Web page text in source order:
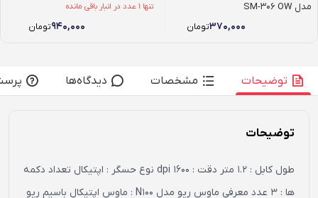
مدل SM-306 OW
۳۷۰,۰۰۰تومان
تنها 1 عدد در انبار باقی مانده
۹۴۰,۰۰۰تومان
توضیحات مشخصات دیدگاه‌ها
توضیحات
طول کابل : 1.2 متر دقت : 1600 dpi نوع حسگر : اپتیکال تعداد دکمه
ها : 3 عدد معرفی ماوس رپو مدل N100 : ماوس اپتیکال باسیم رپو